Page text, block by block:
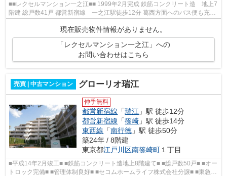
■■レクセルマンション一之江■■ 1999年2月完成 鉄筋コンクリート造 地上7
階建 総戸数41戸 都営新宿線 一之江駅徒歩12分 葛西方面へのバス便も充実
現在販売物件情報がありません。
「レクセルマンション一之江」への
お問い合わせはこちら
売買 | 中古マンション グローリオ瑞江
仲手無料
都営新宿線 「瑞江 」駅 徒歩12分
都営新宿線 「篠崎 」駅 徒歩14分
東西線 「南行徳 」駅 徒歩50分
築24年 / 8階建
東京都江戸川区南篠崎町 １丁目
■平成14年2月竣工■ ■鉄筋コンクリート造地上8階建て■ ■総戸数50戸■ ■オー
トロック完備■ ■管理体制良好■ ■セコムホームライフ株式会社分譲■ ■東急建